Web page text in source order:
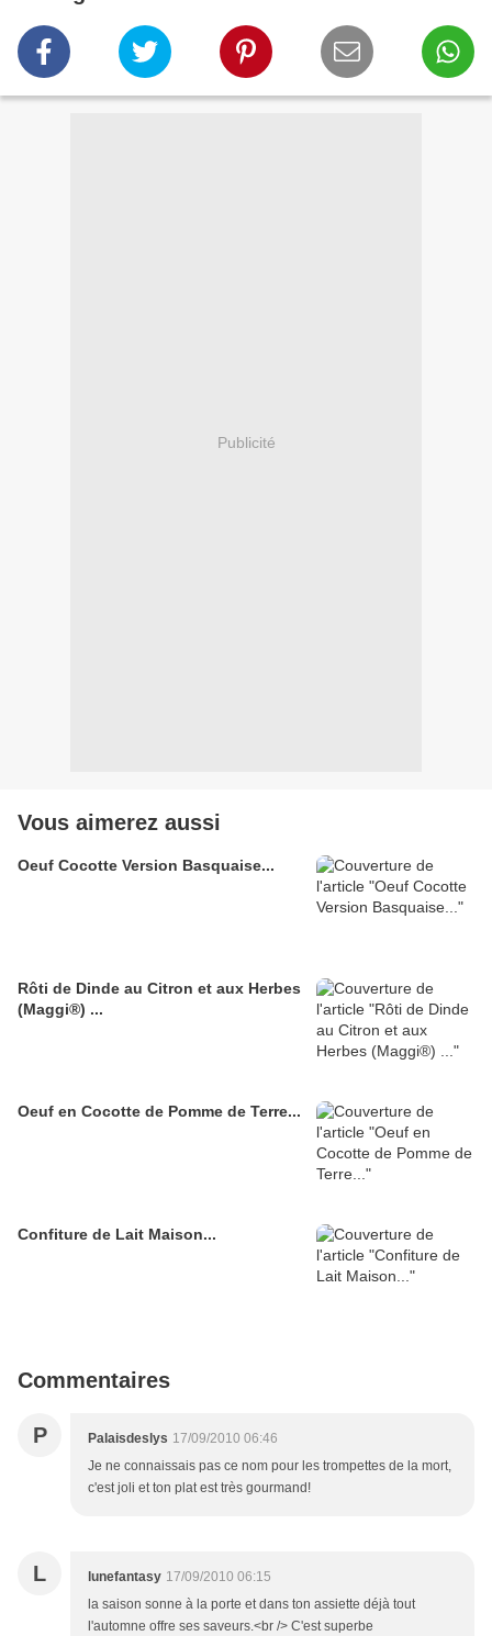
Publicité
Vous aimerez aussi
Oeuf Cocotte Version Basquaise...
Rôti de Dinde au Citron et aux Herbes
(Maggi®) ...
Oeuf en Cocotte de Pomme de Terre...
Confiture de Lait Maison...
Commentaires
P Palaisdeslys 17/09/2010 06:46
Je ne connaissais pas ce nom pour les trompettes de la mort,
c'est joli et ton plat est très gourmand!
L lunefantasy 17/09/2010 06:15
la saison sonne à la porte et dans ton assiette déjà tout
l'automne offre ses saveurs.<br /> C'est superbe